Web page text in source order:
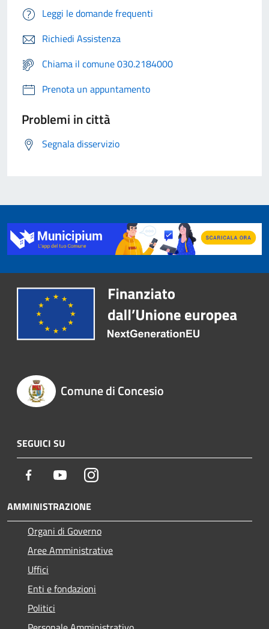
Leggi le domande frequenti
Richiedi Assistenza
Chiama il comune 030.2184000
Prenota un appuntamento
Problemi in città
Segnala disservizio
Comune di Concesio
SEGUICI SU
Facebook YoutubeInstagram
AMMINISTRAZIONE
Organi di Governo
Aree Amministrative
Uffici
Enti e fondazioni
Politici